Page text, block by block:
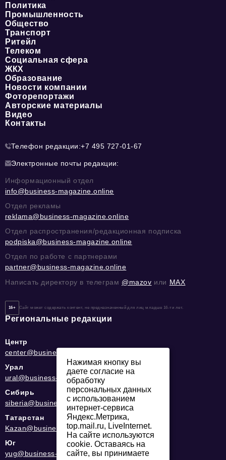
Политика
Промышленность
Общество
Транспорт
Ритейл
Телеком
Социальная сфера
ЖКХ
Образование
Новости компании
Фоторепортажи
Авторские материалы
Видео
Контакты
Телефон редакции:+7 495 727-01-67
Электронные почты редакции:
Информационный отдел
info@business-magazine.online
Отдел рекламы
reklama@business-magazine.online
Отдел распространения/редакционная подписка
podpiska@business-magazine.online
Отдел по работе с партнерами
partner@business-magazine.online
Написать директору в телеграм @mazov или MAX
16+ Сайт может содержать контент, не предназначенный для лиц младше 16-ти лет.
Региональные редакции
Центр
center@business-magazine.online
Урал
ural@business-magazine.online
Сибирь
siberia@business-magazine.online
Татарстан
Kazan@business-magazine.online
Юг
yug@business-magazine.online
Нажимая кнопку вы
даете согласие на
обработку
персональных данных
с использованием
интернет-сервиса
Яндекс.Метрика,
top.mail.ru, LiveInternet.
На сайте используются
cookie. Оставаясь на
сайте, вы принимаете